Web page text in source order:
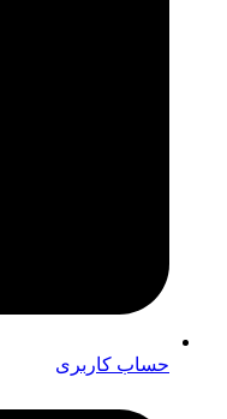
حساب کاربری